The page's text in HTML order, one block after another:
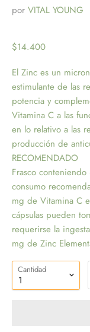
por VITAL YOUNG
$14.400
El Zinc es un
estimulante de las
potencia y
Vitamina C a las
en lo relativo a las
producción de
RECOMENDADO
Frasco
consumo
mg de Vitamina C
cápsulas pueden
requerirse la
mg de Zinc
Cantidad